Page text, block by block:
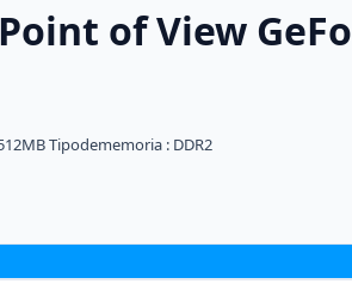
of View
Tipodememoria : DDR2